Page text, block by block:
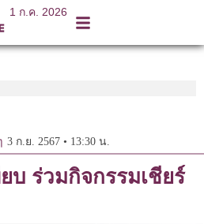
1 ก.ค. 2026
3 ก.ย. 2567 • 13:30 น.
บ ร่วมกิจกรรมเชียร์